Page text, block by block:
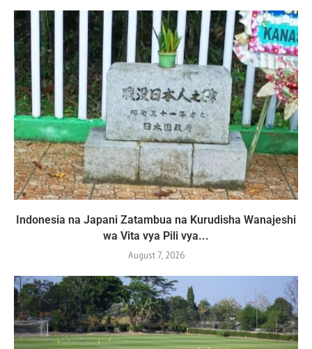
Indonesia na Japani Zatambua na Kurudisha Wanajeshi
wa Vita vya Pili vya...
August 7, 2026